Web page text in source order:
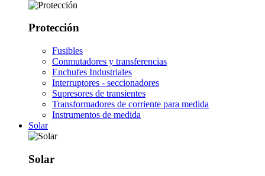
Protección
Fusibles
Conmutadores y transferencias
Enchufes Industriales
Interruptores - seccionadores
Supresores de transientes
Transformadores de corriente para medida
Instrumentos de medida
Solar
Solar